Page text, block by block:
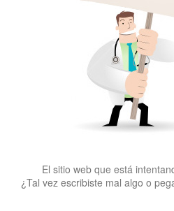
El sitio web que está
¿Tal vez escribiste mal algo o